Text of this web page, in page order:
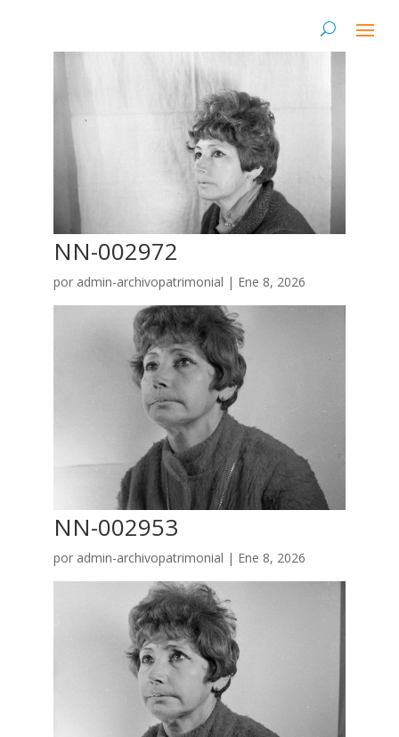
NN-002972
por admin-archivopatrimonial | Ene 8, 2026
NN-002953
por admin-archivopatrimonial | Ene 8, 2026